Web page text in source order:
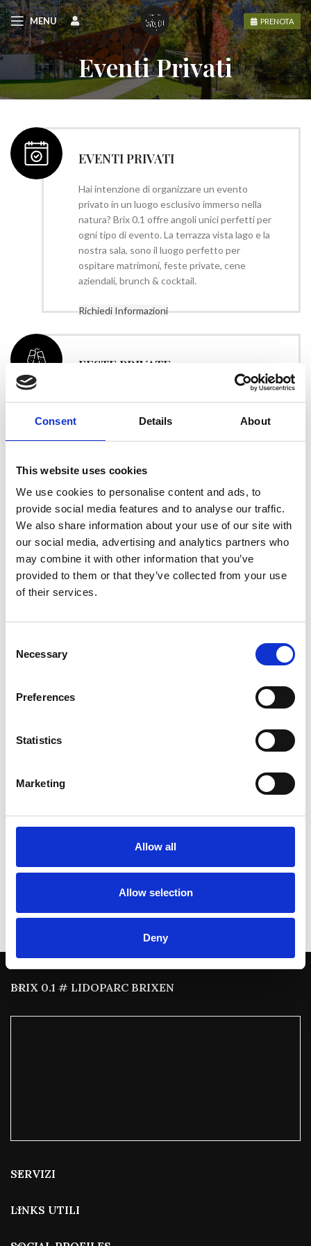
Consent Details About
This website uses cookies
We use cookies to personalise content and ads, to
provide social media features and to analyse our traffic.
We also share information about your use of our site with
our social media, advertising and analytics partners who
may combine it with other information that you’ve
provided to them or that they’ve collected from your use
of their services.
Selection
Necessary
Preferences
Statistics
Marketing
Allow all
Allow selection
Deny
MENU PRENOTA
Eventi Privati
EVENTI PRIVATI
Hai intenzione di organizzare un evento
privato in un luogo esclusivo immerso nella
natura? Brix 0.1 offre angoli unici perfetti per
ogni tipo di evento. La terrazza vista lago e la
nostra sala, sono il luogo perfetto per
ospitare matrimoni, feste private, cene
aziendali, brunch & cocktail.
Richiedi Informazioni
FESTE PRIVATE
è studiata appositamente per organizzare
feste private e piccoli ricevimenti.
Richiedi Informazioni
MATRIMONI
Ogni evento è diverso e unico nel suo genere.
all’atmosfera più bella per il tuo grande giorno.
rendere speciali i vostri eventi. La passione
BRIX 0.1 # LIDOPARC BRIXEN
SERVIZI
LINKS UTILI